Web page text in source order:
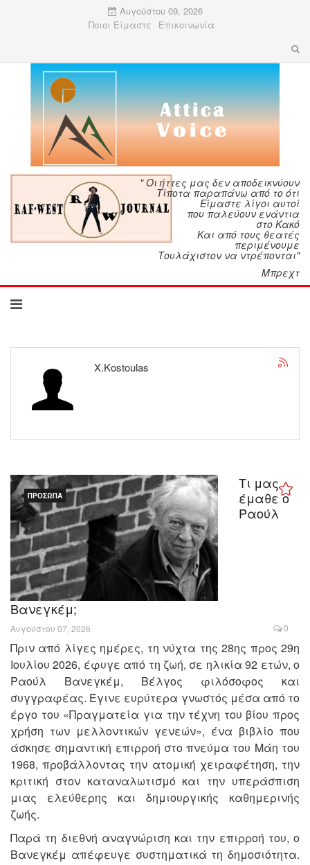
Αυγούστου 09, 2026
Ποιοι Είμαστε
Επικοινωνία
" Οι ήττες μας δεν αποδεικνύουν
Τίποτα παραπάνω από το ότι
Είμαστε λίγοι αυτοί
που παλεύουν ενάντια
στο Κακό
Και από τους θεατές
περιμένουμε
Τουλάχιστον να ντρέπονται"
Μπρεχτ
X.Kostoulas
ΠΡΌΣΩΠΑ
Τι μας
έμαθε ο
Ραούλ
Βανεγκέμ;
Αυγούστου 07, 2026 0
Πριν από λίγες ημέρες, τη νύχτα της 28ης προς 29η
Ιουλίου 2026, έφυγε από τη ζωή, σε ηλικία 92 ετών, ο
Ραούλ Βανεγκέμ, Βέλγος φιλόσοφος και
συγγραφέας. Έγινε ευρύτερα γνωστός μέσα από το
έργο του «Πραγματεία για την τέχνη του βίου προς
χρήση των μελλοντικών γενεών», ένα βιβλίο που
άσκησε σημαντική επιρροή στο πνεύμα του Μάη του
1968, προβάλλοντας την ατομική χειραφέτηση, την
κριτική στον καταναλωτισμό και την υπεράσπιση
μιας ελεύθερης και δημιουργικής καθημερινής
ζωής.
Παρά τη διεθνή αναγνώριση και την επιρροή του, ο
Βανεγκέμ απέφευγε συστηματικά τη δημοσιότητα.